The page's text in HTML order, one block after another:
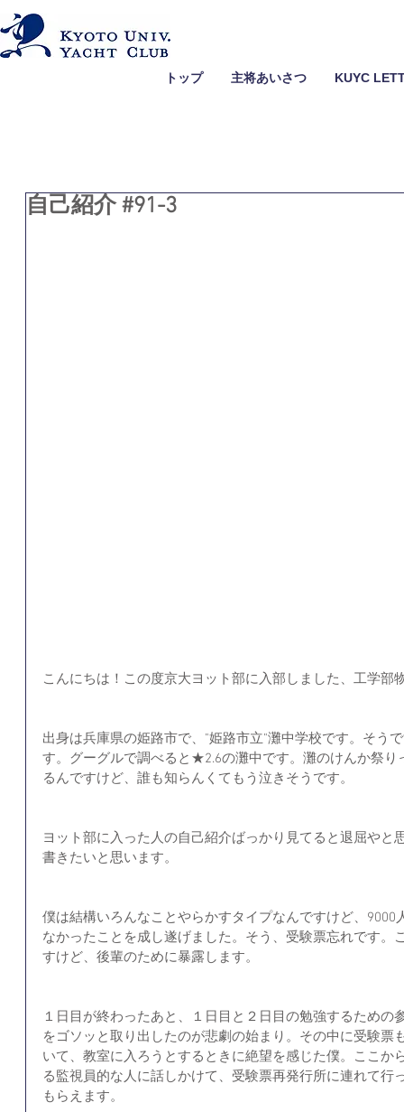
トップ 主将あいさつ KUYC
自己紹介 #91-3
こんにちは！この度京大ヨット部に入部しました、工学部
出身は兵庫県の姫路市で、"姫路市立"灘中学校です。そう
す。グーグルで調べると★2.6の灘中です。灘のけんか祭り
るんですけど、誰も知らんくてもう泣きそうです。
ヨット部に入った人の自己紹介ばっかり見てると退屈やと
書きたいと思います。
僕は結構いろんなことやらかすタイプなんですけど、9000
なかったことを成し遂げました。そう、受験票忘れです。
すけど、後輩のために暴露します。
１日目が終わったあと、１日目と２日目の勉強するための
をゴソッと取り出したのが悲劇の始まり。その中に受験票
いて、教室に入ろうとするときに絶望を感じた僕。ここか
る監視員的な人に話しかけて、受験票再発行所に連れて行
もらえます。